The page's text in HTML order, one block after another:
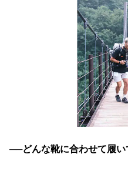
──どんな靴に合わせて履い